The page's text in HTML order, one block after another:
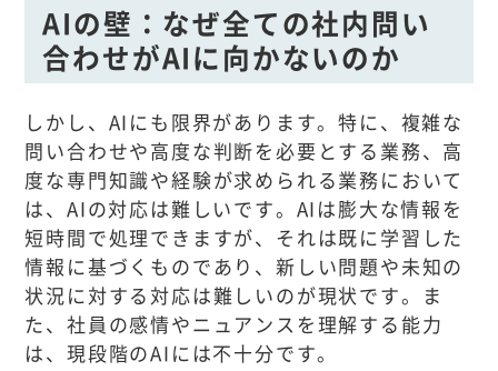
AIの壁：なぜ全ての社内問い
合わせがAIに向かないのか
しかし、AIにも限界があります。特に、複雑な
問い合わせや高度な判断を必要とする業務、高
度な専門知識や経験が求められる業務において
は、AIの対応は難しいです。AIは膨大な情報を
短時間で処理できますが、それは既に学習した
情報に基づくものであり、新しい問題や未知の
状況に対する対応は難しいのが現状です。ま
た、社員の感情やニュアンスを理解する能力
は、現段階のAIには不十分です。